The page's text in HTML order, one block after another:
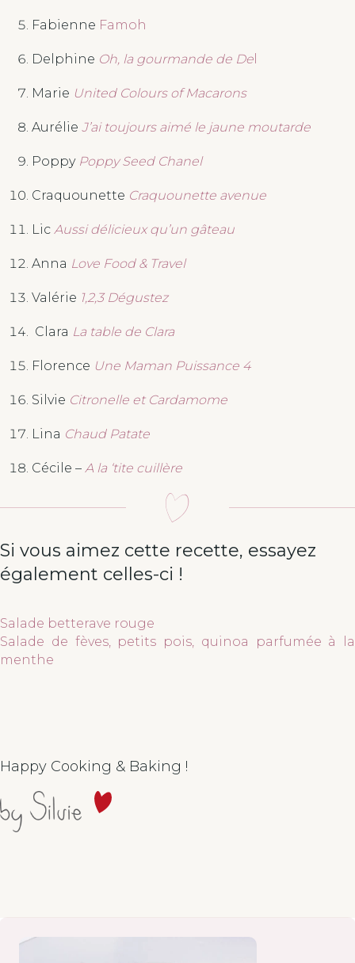
Fabienne Famoh
Delphine Oh, la gourmande de De
Marie United Colours of Macarons
Aurélie J’ai toujours aimé le jaune moutarde
Poppy Poppy Seed Chanel
Craquounette Craquounette avenue
Lic Aussi délicieux qu’un gâteau
Anna Love Food & Travel
Valérie 1,2,3 Dégustez
Clara La table de Clara
Florence Une Maman Puissance 4
Silvie Citronelle et Cardamome
Lina Chaud Patate
Cécile – A la ‘tite cuillère
Si vous aimez cette recette, essayez
également celles-ci !
Salade betterave rouge
Salade de fèves, petits pois, quinoa parfumée à la
menthe
Happy Cooking & Baking !